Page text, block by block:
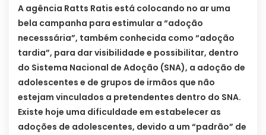
A agência Ratts Ratis está colocando no ar uma
bela campanha para estimular a “adoção
necesssária”, também conhecida como “adoção
tardia”, para dar visibilidade e possibilitar, dentro
do Sistema Nacional de Adoção (SNA), a adoção de
adolescentes e de grupos de irmãos que não
estejam vinculados a pretendentes dentro do SNA.
Existe hoje uma dificuldade em estabelecer as
adoções de adolescentes, devido a um “padrão” de